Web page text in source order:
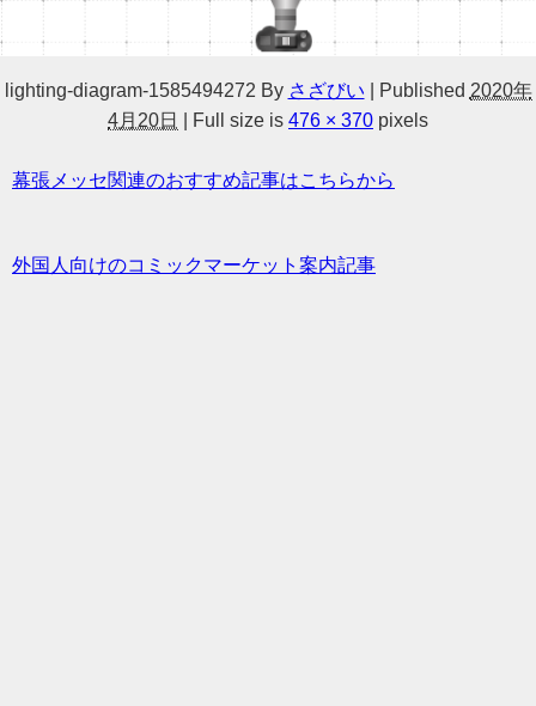
lighting-diagram-1585494272 By さざびい Published 2020年
4月20日
Full size is 476 × 370 pixels
幕張メッセ関連のおすすめ記事はこちらから
外国人向けのコミックマーケット案内記事